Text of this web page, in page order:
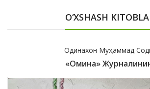
O‘XSHASH
Одинахон Муҳаммад
«Омина»